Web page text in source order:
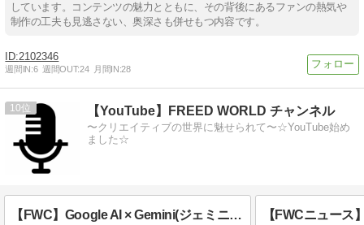
しています。コンテンツの魅力とともに、その背後にあるファンの熱気や
制作の工夫も見逃さない、奥深さも併せもつ内容です。
2102346
週間IN:6 週間OUT:24 月間IN:28
10 【YouTube】FREED WORLD チャンネル
〜クリエイティブの世界に魅せられて〜☆YouTube始め
ました☆
【FWC】Google AI × Gemini(ジェミニ)で画像生成AIにチャレンジしてみた！